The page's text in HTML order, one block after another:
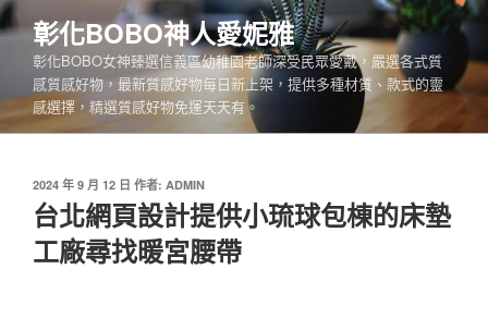
跳
至
內
彰化BOBO神人愛妮雅
彰化BOBO女神臻選信義區幼稚園老師深受民眾愛戴，嚴選各式質
感質感好物，最新質感好物每日新上架，提供多種材質、款式的靈
感選擇，精選質感好物免運天天有。
發
佈
於
2024 年 9 月 12 日 作者: ADMIN
台北網頁設計提供小琉球包棟的床墊
工廠尋找暖宮腰帶